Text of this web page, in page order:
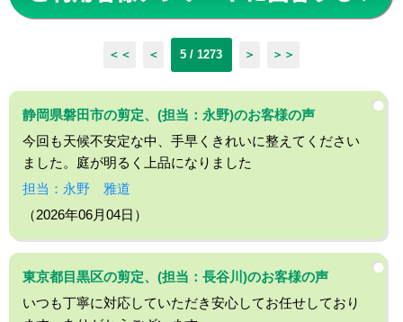
＜＜ ＜ 5 / 1273 ＞ ＞＞
静岡県磐田市の剪定、(担当：永野)のお客様の声
今回も天候不安定な中、手早くきれいに整えてください
ました。庭が明るく上品になりました
担当：永野 雅道
（2026年06月04日）
東京都目黒区の剪定、(担当：長谷川)のお客様の声
いつも丁寧に対応していただき安心してお任せしており